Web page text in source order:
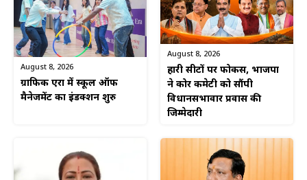
August 8, 2026
ग्राफिक एरा में स्कूल ऑफ
मैनेजमेंट का इंडक्शन शुरु
August 8, 2026
हारी सीटों पर फोकस, भाजपा
ने कोर कमेटी को सौंपी
विधानसभावार प्रवास की
जिम्मेदारी